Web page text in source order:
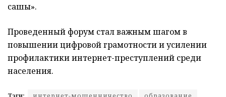
сақшы».
Проведенный форум стал важным шагом в
повышении цифровой грамотности и усилении
профилактики интернет-преступлений среди
населения.